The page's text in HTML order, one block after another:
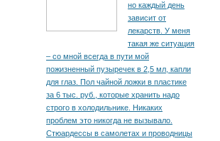
но каждый день
зависит от
лекарств. У меня
такая же ситуация
– со мной всегда в пути мой
пожизненный пузыречек в 2,5 мл, капли
для глаз. Пол чайной ложки в пластике
за 6 тыс. руб., которые хранить надо
строго в холодильнике. Никаких
проблем это никогда не вызывало.
Стюардессы в самолетах и проводницы